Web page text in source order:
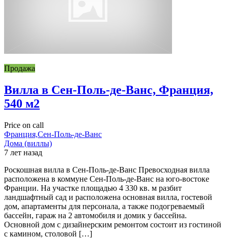
Продажа
Вилла в Сен-Поль-де-Ванс, Франция,
540 м2
Price on call
Франция,Сен-Поль-де-Ванс
Дома (виллы)
7 лет назад
Роскошная вилла в Сен-Поль-де-Ванс Превосходная вилла
расположена в коммуне Сен-Поль-де-Ванс на юго-востоке
Франции. На участке площадью 4 330 кв. м разбит
ландшафтный сад и расположена основная вилла, гостевой
дом, апартаменты для персонала, а также подогреваемый
бассейн, гараж на 2 автомобиля и домик у бассейна.
Основной дом с дизайнерским ремонтом состоит из гостиной
с камином, столовой […]